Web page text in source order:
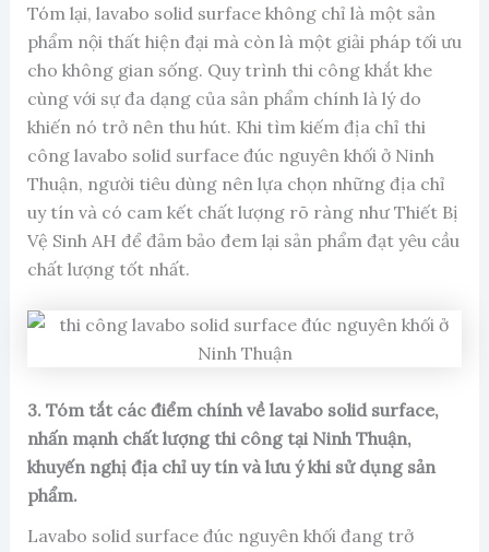
Tóm lại, lavabo solid surface không chỉ là một sản
phẩm nội thất hiện đại mà còn là một giải pháp tối ưu
cho không gian sống. Quy trình thi công khắt khe
cùng với sự đa dạng của sản phẩm chính là lý do
khiến nó trở nên thu hút. Khi tìm kiếm địa chỉ thi
công lavabo solid surface đúc nguyên khối ở Ninh
Thuận, người tiêu dùng nên lựa chọn những địa chỉ
uy tín và có cam kết chất lượng rõ ràng như Thiết Bị
Vệ Sinh AH để đảm bảo đem lại sản phẩm đạt yêu cầu
chất lượng tốt nhất.
3. Tóm tắt các điểm chính về lavabo solid surface,
nhấn mạnh chất lượng thi công tại Ninh Thuận,
khuyến nghị địa chỉ uy tín và lưu ý khi sử dụng sản
phẩm.
Lavabo solid surface đúc nguyên khối đang trở